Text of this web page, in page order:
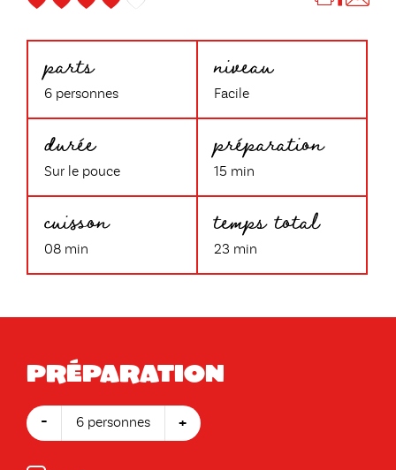
parts
6 personnes
niveau
Facile
durée
Sur le pouce
préparation
15 min
cuisson
08 min
temps total
23 min
Préparation
- 6 personnes +